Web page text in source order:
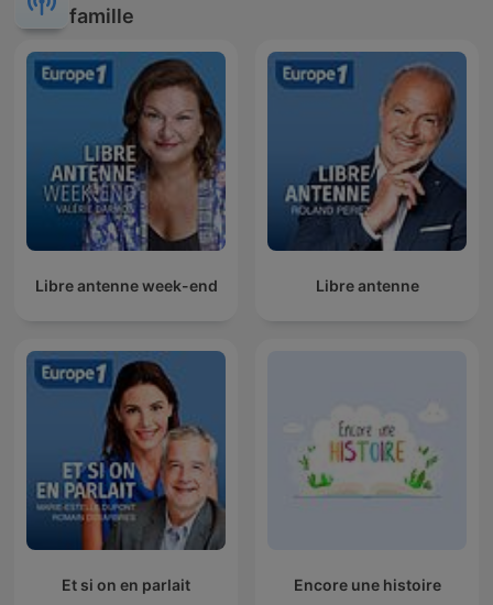
famille
Libre antenne week-end Libre antenne
Et si on en parlait Encore une histoire